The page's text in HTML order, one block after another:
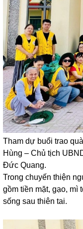
Tham dự buổi trao
Hùng – Chủ tịch
Đức Quang.
Trong chuyến thiện
gồm tiền mặt, gạo, mì
sống sau thiên tai.